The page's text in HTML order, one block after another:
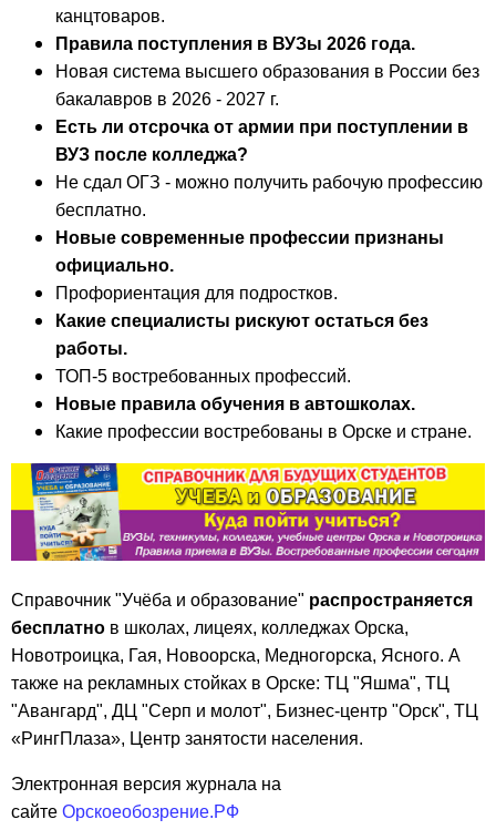
канцтоваров.
Правила поступления в ВУЗы 2026 года.
Новая система высшего образования в России без
бакалавров в 2026 - 2027 г.
Есть ли отсрочка от армии при поступлении в
ВУЗ после колледжа?
Не сдал ОГЗ - можно получить рабочую профессию
бесплатно.
Новые современные профессии признаны
официально.
Профориентация для подростков.
Какие специалисты рискуют остаться без
работы.
ТОП-5 востребованных профессий.
Новые правила обучения в автошколах.
Какие профессии востребованы в Орске и стране.
Справочник "Учёба и образование" распространяется
бесплатно в школах, лицеях, колледжах Орска,
Новотроицка, Гая, Новоорска, Медногорска, Ясного. А
также на рекламных стойках в Орске: ТЦ "Яшма", ТЦ
"Авангард", ДЦ "Серп и молот", Бизнес-центр "Орск", ТЦ
«РингПлаза», Центр занятости населения.
Электронная версия журнала на
сайте Орскоеобозрение.РФ